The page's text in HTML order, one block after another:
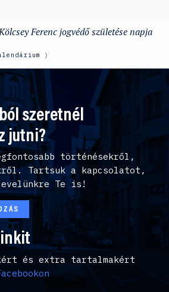
Ferenc jogvédő születése napja
szeretnél
jutni?
történésekről,
Tartsuk a kapcsolatot,
Te is!
és extra tartalmakért